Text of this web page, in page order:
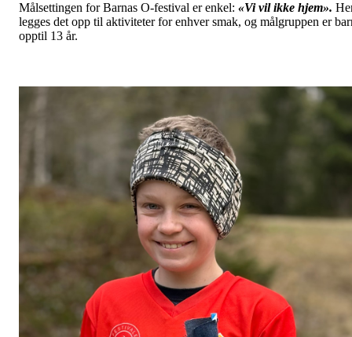
Målsettingen for Barnas O-festival er enkel: «Vi vil ikke hjem».
legges det opp til aktiviteter for enhver smak, og målgruppen er
opptil 13 år.